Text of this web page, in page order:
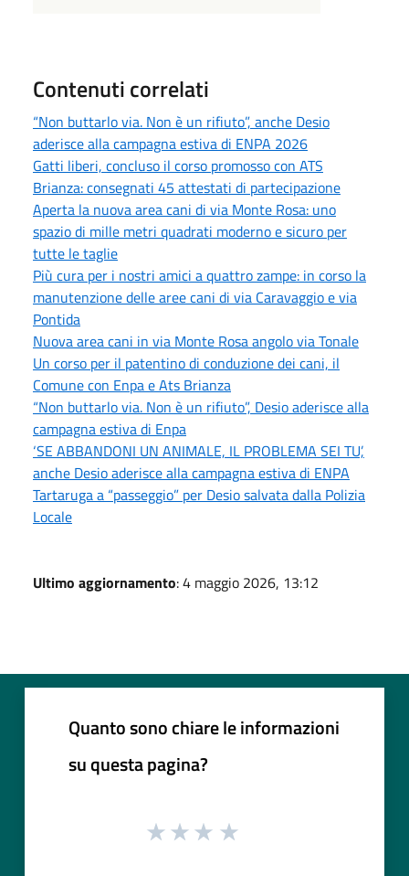
Contenuti correlati
“Non buttarlo via. Non è un rifiuto”, anche Desio
aderisce alla campagna estiva di ENPA 2026
Gatti liberi, concluso il corso promosso con ATS
Brianza: consegnati 45 attestati di partecipazione
Aperta la nuova area cani di via Monte Rosa: uno
spazio di mille metri quadrati moderno e sicuro per
tutte le taglie
Più cura per i nostri amici a quattro zampe: in corso la
manutenzione delle aree cani di via Caravaggio e via
Pontida
Nuova area cani in via Monte Rosa angolo via Tonale
Un corso per il patentino di conduzione dei cani, il
Comune con Enpa e Ats Brianza
“Non buttarlo via. Non è un rifiuto”, Desio aderisce alla
campagna estiva di Enpa
‘SE ABBANDONI UN ANIMALE, IL PROBLEMA SEI TU’,
anche Desio aderisce alla campagna estiva di ENPA
Tartaruga a “passeggio” per Desio salvata dalla Polizia
Locale
Ultimo aggiornamento: 4 maggio 2026, 13:12
Quanto sono chiare le informazioni
su questa pagina?